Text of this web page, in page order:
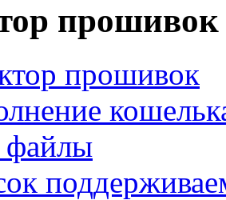
прошивок
прошивок